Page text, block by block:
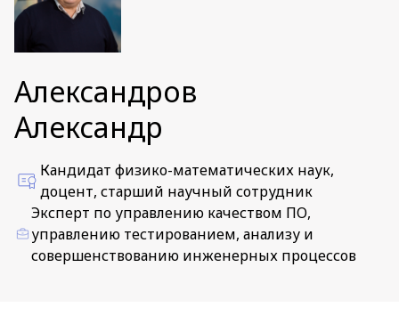
Александров
Александр
Кандидат физико-математических наук,
доцент, старший научный сотрудник
Эксперт по управлению качеством ПО,
управлению тестированием, анализу и
совершенствованию инженерных процессов